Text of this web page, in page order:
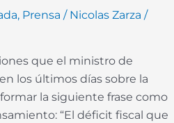
, Prensa / Nicolas Zarza /
que el ministro de
los últimos días sobre la
la siguiente frase como
“El déficit fiscal que